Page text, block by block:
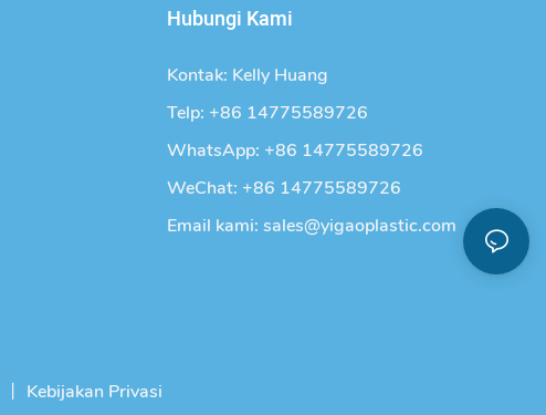
Hubungi Kami
Kontak: Kelly Huang
Telp: +86 14775589726
WhatsApp: +86 14775589726
WeChat: +86 14775589726
Email kami: sales@yigaoplastic.com
Kebijakan Privasi